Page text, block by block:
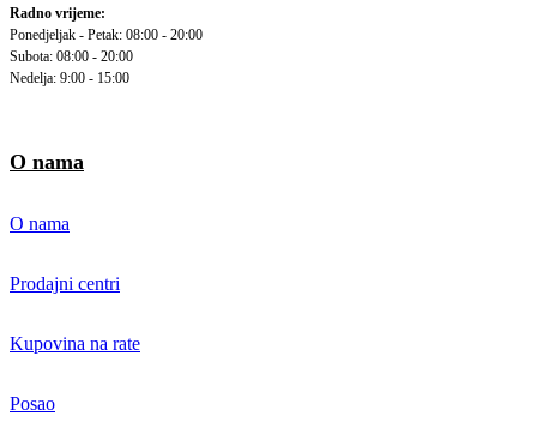
Radno vrijeme:
Ponedjeljak - Petak: 08:00 - 20:00
Subota: 08:00 - 20:00
Nedelja: 9:00 - 15:00
O nama
O nama
Prodajni centri
Kupovina na rate
Posao